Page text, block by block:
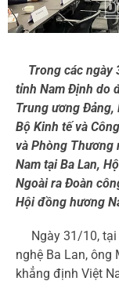
Trong các ngày
tỉnh Nam Định do
Trung ương Đảng,
Bộ Kinh tế và
và Phòng Thương
Nam tại Ba Lan,
Ngoài ra Đoàn
Hội đồng hương
Ngày 31/10, tại
nghệ Ba Lan, ông
khẳng định Việt